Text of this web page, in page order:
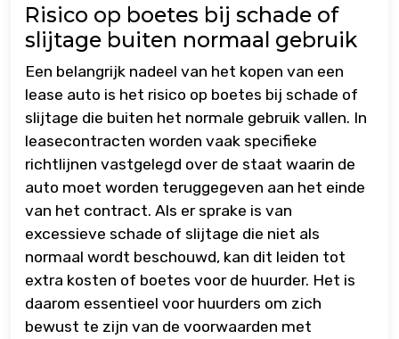
Risico op boetes bij schade of
slijtage buiten normaal gebruik
Een belangrijk nadeel van het kopen van een
lease auto is het risico op boetes bij schade of
slijtage die buiten het normale gebruik vallen. In
leasecontracten worden vaak specifieke
richtlijnen vastgelegd over de staat waarin de
auto moet worden teruggegeven aan het einde
van het contract. Als er sprake is van
excessieve schade of slijtage die niet als
normaal wordt beschouwd, kan dit leiden tot
extra kosten of boetes voor de huurder. Het is
daarom essentieel voor huurders om zich
bewust te zijn van de voorwaarden met